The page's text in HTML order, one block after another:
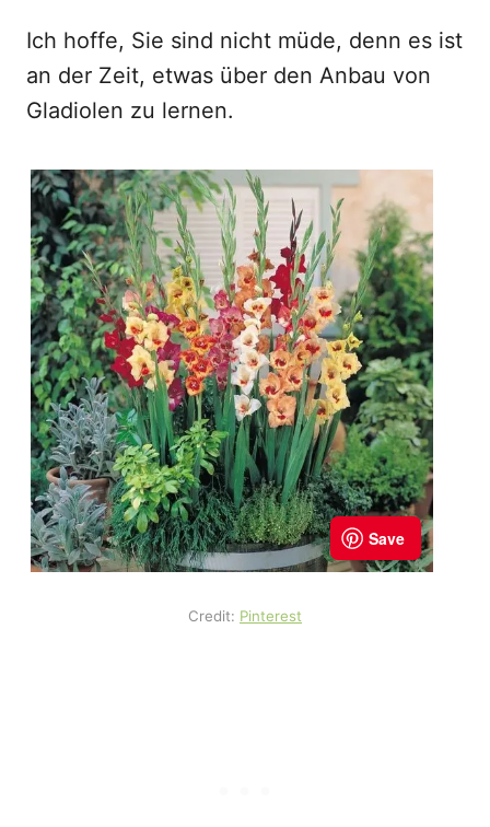
Ich hoffe, Sie sind nicht müde, denn es ist
an der Zeit, etwas über den Anbau von
Gladiolen zu lernen.
Credit: Pinterest